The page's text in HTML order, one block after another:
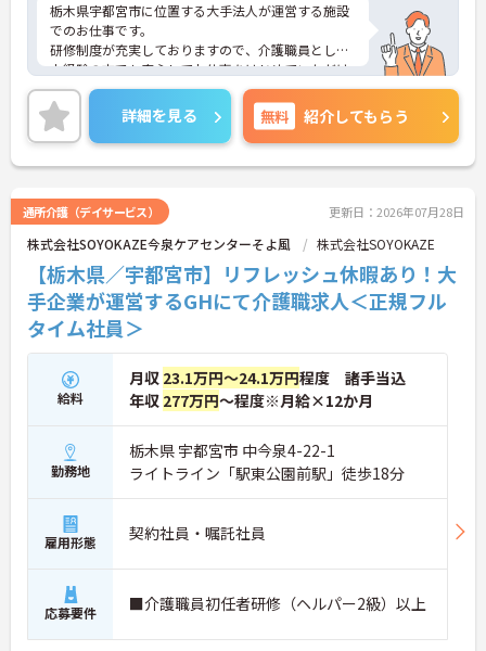
栃木県宇都宮市に位置する大手法人が運営する施設
でのお仕事です。
研修制度が充実しておりますので、介護職員として
未経験の方でも安心してお仕事をはじめていただけ
ます！
ご興味のある方は面接対策ポイントなどお話致しま
すのでお気軽にお問い合わせください。
詳細を見る 無料 紹介してもらう
通所介護（デイサービス） 更新日：2026年07月28日
株式会社SOYOKAZE今泉ケアセンターそよ風 株式会社SOYOKAZE
【栃木県／宇都宮市】リフレッシュ休暇あり！大
手企業が運営するGHにて介護職求人＜正規フル
タイム社員＞
給料
月収 23.1万円～24.1万円程度 諸手当込
年収 277万円～程度※月給×12か月
勤務地
栃木県 宇都宮市 中今泉4-22-1
ライトライン「駅東公園前駅」徒歩18分
雇用形態 契約社員・嘱託社員
応募要件 ■介護職員初任者研修（ヘルパー2級）以上